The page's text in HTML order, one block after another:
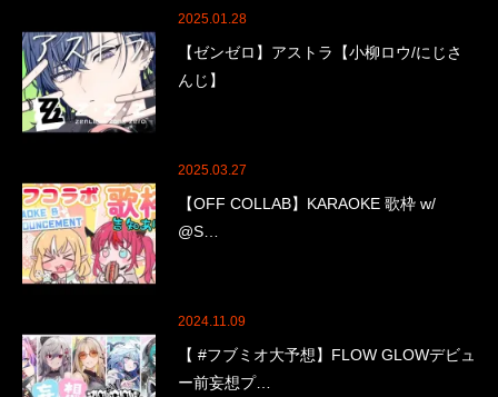
2025.01.28
【ゼンゼロ】アストラ【小柳ロウ/にじさ
んじ】
2025.03.27
【OFF COLLAB】KARAOKE 歌枠 w/
@S…
2024.11.09
【 #フブミオ大予想】FLOW GLOWデビュ
ー前妄想プ…